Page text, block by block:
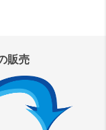
販売